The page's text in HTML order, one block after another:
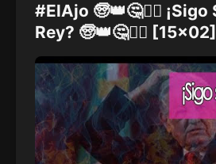
#ElAjo 🧓👑🤔🙅‍♀️
Rey? 🧓👑🤔🙅‍♀️ [15x02]